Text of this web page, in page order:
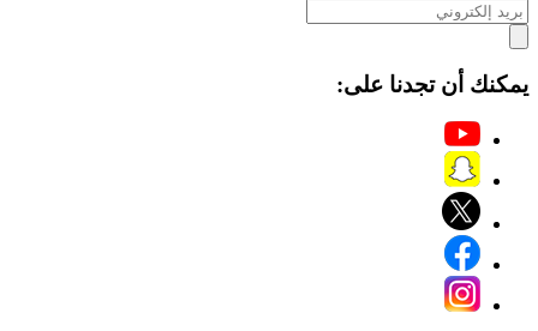
يمكنك أن تجدنا على: